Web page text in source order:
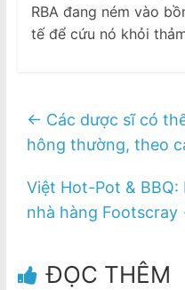
RBA đang ném vào
tế để cứu nó khỏi
← Các dược sĩ có
hông thường, theo
Việt Hot-Pot &
nhà hàng Footscray
ĐỌC THÊM